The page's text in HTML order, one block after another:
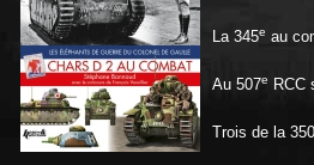
La 345e au
Au 507e RCC
Trois de la 350